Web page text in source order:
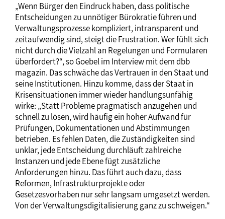
„Wenn Bürger den Eindruck haben, dass politische
Entscheidungen zu unnötiger Bürokratie führen und
Verwaltungsprozesse kompliziert, intransparent und
zeitaufwendig sind, steigt die Frustration. Wer fühlt sich
nicht durch die Vielzahl an Regelungen und Formularen
überfordert?“, so Goebel im Interview mit dem dbb
magazin. Das schwäche das Vertrauen in den Staat und
seine Institutionen. Hinzu komme, dass der Staat in
Krisensituationen immer wieder handlungsunfähig
wirke: „Statt Probleme pragmatisch anzugehen und
schnell zu lösen, wird häufig ein hoher Aufwand für
Prüfungen, Dokumentationen und Abstimmungen
betrieben. Es fehlen Daten, die Zuständigkeiten sind
unklar, jede Entscheidung durchläuft zahlreiche
Instanzen und jede Ebene fügt zusätzliche
Anforderungen hinzu. Das führt auch dazu, dass
Reformen, Infrastrukturprojekte oder
Gesetzesvorhaben nur sehr langsam umgesetzt werden.
Von der Verwaltungsdigitalisierung ganz zu schweigen.“